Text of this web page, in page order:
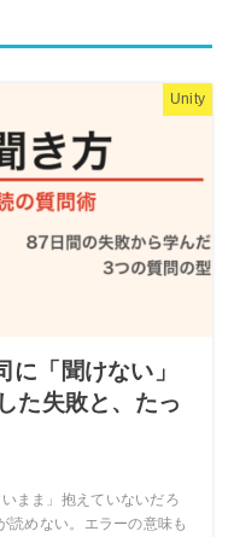
Unity
「聞けない」
た失敗と、たっ
まま」抱えていないだろ
読めない。エラーの意味も